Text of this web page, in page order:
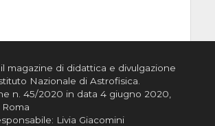
magazine di didattica e divulgazione
Nazionale di Astrofisica
n. 45/2020 in data 4 giugno 2020,
Livia Giacomini